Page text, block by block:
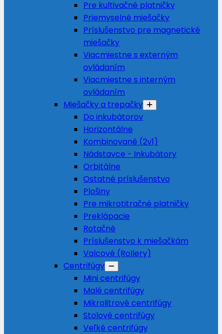
Pre kultivačné platničky
Priemyselné miešačky
Príslušenstvo pre magnetické
miešačky
Viacmiestne s externým
ovládaním
Viacmiestne s interným
ovládaním
Miešačky a trepačky
Do inkubátorov
Horizontálne
Kombinované (2v1)
Nádstavce - Inkubátory
Orbitálne
Ostatné príslušenstvo
Plošiny
Pre mikrotitračné platničky
Preklápacie
Rotačné
Príslušenstvo k miešačkám
Valcové (Rollery)
Centrifúgy
Mini centrifúgy
Malé centrifúgy
Mikrolitrové centrifúgy
Stolové centrifúgy
Veľké centrifúgy